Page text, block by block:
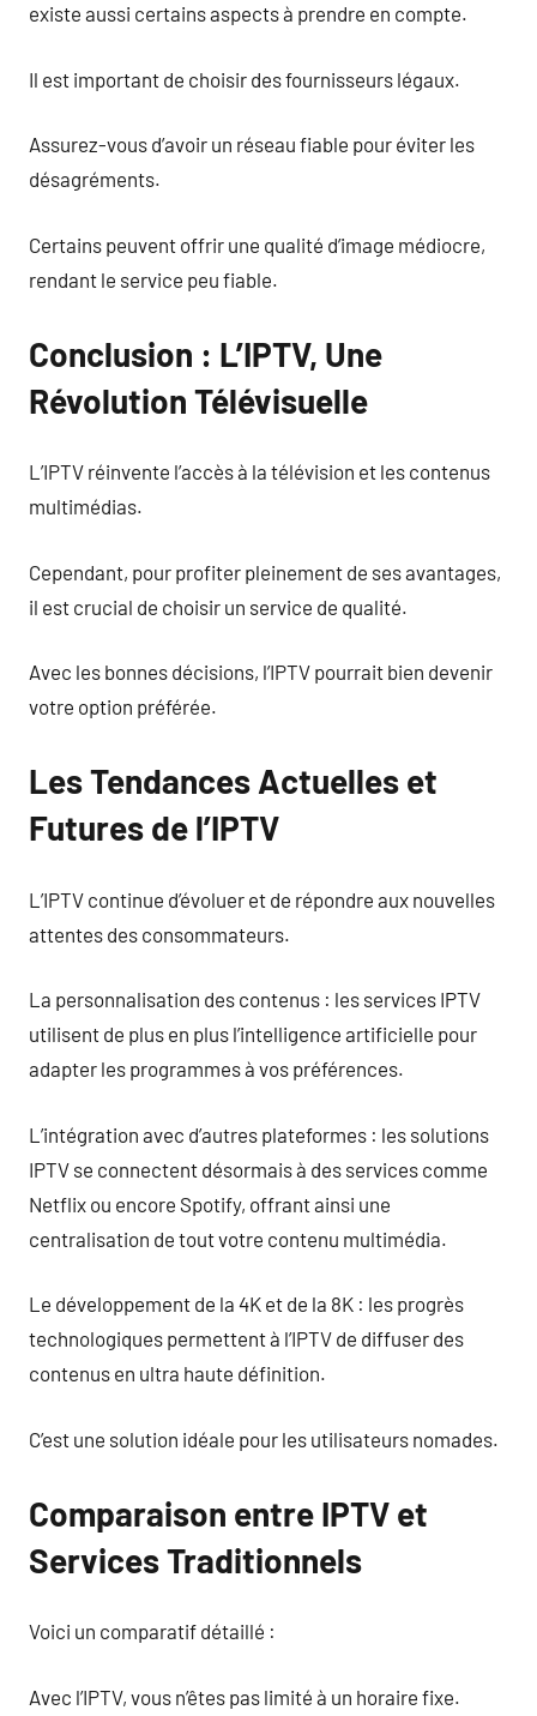
existe aussi certains aspects à prendre en compte.
Il est important de choisir des fournisseurs légaux.
Assurez-vous d’avoir un réseau fiable pour éviter les
désagréments.
Certains peuvent offrir une qualité d’image médiocre,
rendant le service peu fiable.
Conclusion : L’IPTV, Une
Révolution Télévisuelle
L’IPTV réinvente l’accès à la télévision et les contenus
multimédias.
Cependant, pour profiter pleinement de ses avantages,
il est crucial de choisir un service de qualité.
Avec les bonnes décisions, l’IPTV pourrait bien devenir
votre option préférée.
Les Tendances Actuelles et
Futures de l’IPTV
L’IPTV continue d’évoluer et de répondre aux nouvelles
attentes des consommateurs.
La personnalisation des contenus : les services IPTV
utilisent de plus en plus l’intelligence artificielle pour
adapter les programmes à vos préférences.
L’intégration avec d’autres plateformes : les solutions
IPTV se connectent désormais à des services comme
Netflix ou encore Spotify, offrant ainsi une
centralisation de tout votre contenu multimédia.
Le développement de la 4K et de la 8K : les progrès
technologiques permettent à l’IPTV de diffuser des
contenus en ultra haute définition.
C’est une solution idéale pour les utilisateurs nomades.
Comparaison entre IPTV et
Services Traditionnels
Voici un comparatif détaillé :
Avec l’IPTV, vous n’êtes pas limité à un horaire fixe.